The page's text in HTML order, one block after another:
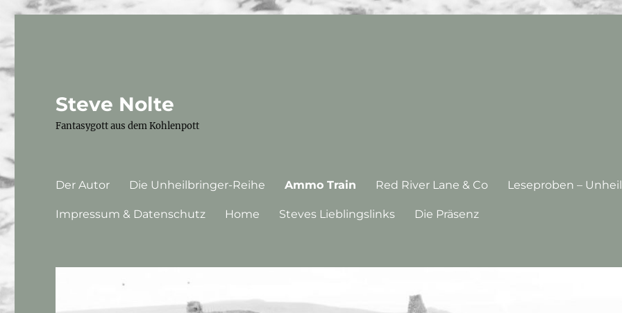
Steve Nolte
Fantasygott aus dem Kohlenpott
Der Autor Die Unheilbringer-Reihe Ammo Train Red River Lane & Co Leseproben –
Impressum & Datenschutz Home Steves Lieblingslinks Die Präsenz